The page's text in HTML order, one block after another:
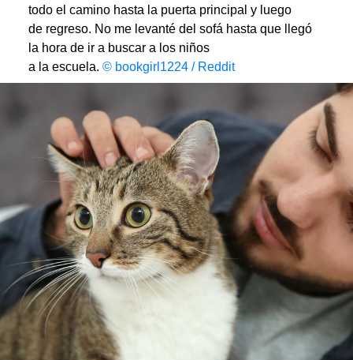
todo el camino hasta la puerta principal y luego
de regreso. No me levanté del sofá hasta que llegó
la hora de ir a buscar a los niños
a la escuela. © bookgirl1224 / Reddit